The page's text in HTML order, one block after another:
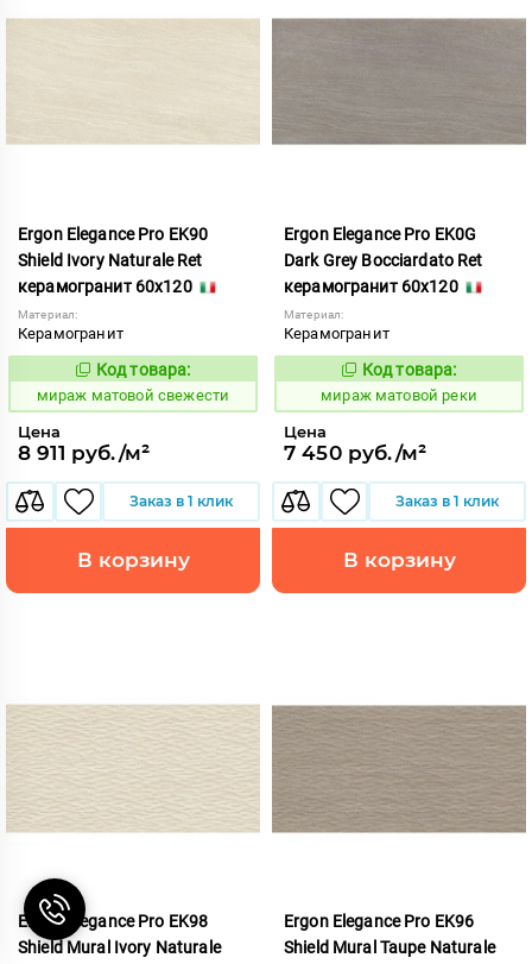
Ergon Elegance Pro EK90
Shield Ivory Naturale Ret
керамогранит 60x120
Материал:
Керамогранит
991083
Код товара:
мираж матовой свежести
Цена
8 911 руб./м²
Заказ в 1 клик
В корзину
Ergon Elegance Pro EK0G
Dark Grey Bocciardato Ret
керамогранит 60x120
Материал:
Керамогранит
991079
Код товара:
мираж матовой реки
Цена
7 450 руб./м²
Заказ в 1 клик
В корзину
Ergon Elegance Pro EK98
Shield Mural Ivory Naturale
Ergon Elegance Pro EK96
Shield Mural Taupe Naturale